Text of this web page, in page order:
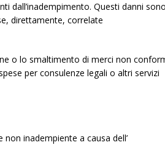
dall’inadempimento. Questi danni
direttamente, correlate
o lo smaltimento di merci non
per consulenze legali o altri servizi
inadempiente a causa dell’